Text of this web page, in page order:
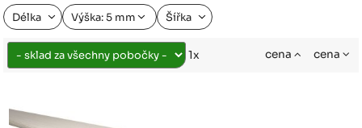
Délka Výška: 5 mm Šířka
1x cena cena